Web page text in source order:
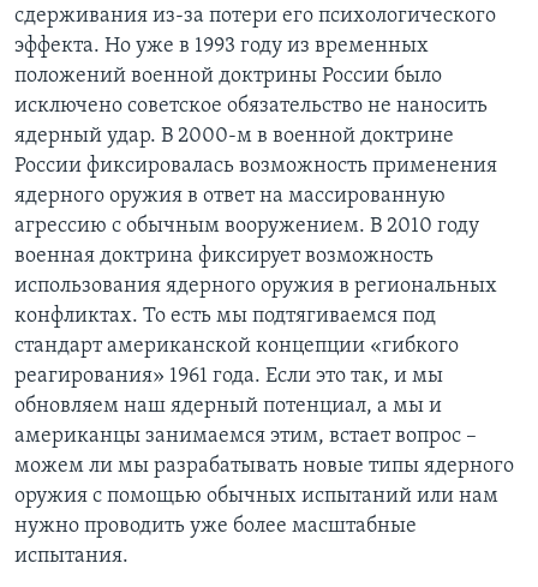
сдерживания из-за потери его психологического
эффекта. Но уже в 1993 году из временных
положений военной доктрины России было
исключено советское обязательство не наносить
ядерный удар. В 2000-м в военной доктрине
России фиксировалась возможность применения
ядерного оружия в ответ на массированную
агрессию с обычным вооружением. В 2010 году
военная доктрина фиксирует возможность
использования ядерного оружия в региональных
конфликтах. То есть мы подтягиваемся под
стандарт американской концепции «гибкого
реагирования» 1961 года. Если это так, и мы
обновляем наш ядерный потенциал, а мы и
американцы занимаемся этим, встает вопрос –
можем ли мы разрабатывать новые типы ядерного
оружия с помощью обычных испытаний или нам
нужно проводить уже более масштабные
испытания.